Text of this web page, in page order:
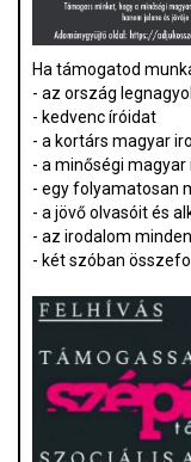
Ha támogatod
- az ország
- kedvenc íróidat
- a kortárs magyar
- a minőségi
- egy folyamatosan
- a jövő olvasóit és
- az irodalom
- két szóban